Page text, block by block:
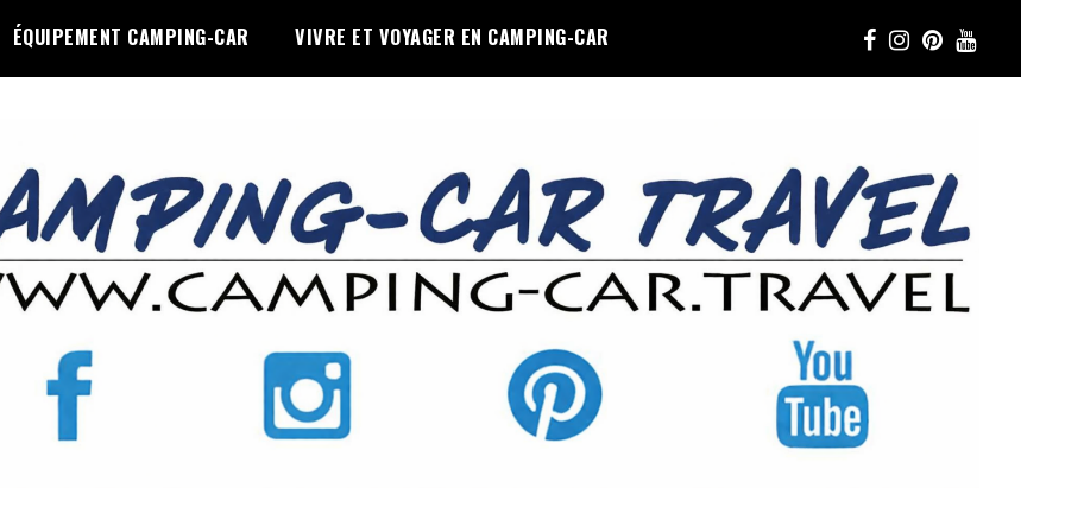
ÉQUIPEMENT CAMPING-CAR VIVRE ET VOYAGER EN CAMPING-CAR